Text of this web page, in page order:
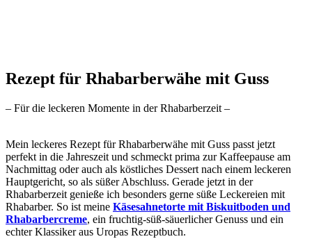
Rezept für Rhabarberwähe mit Guss
– Für die leckeren Momente in der Rhabarberzeit –
Mein leckeres Rezept für Rhabarberwähe mit Guss passt jetzt
perfekt in die Jahreszeit und schmeckt prima zur Kaffeepause am
Nachmittag oder auch als köstliches Dessert nach einem leckeren
Hauptgericht, so als süßer Abschluss. Gerade jetzt in der
Rhabarberzeit genieße ich besonders gerne süße Leckereien mit
Rhabarber. So ist meine Käsesahnetorte mit Biskuitboden und
Rhabarbercreme, ein fruchtig-süß-säuerlicher Genuss und ein
echter Klassiker aus Uropas Rezeptbuch.